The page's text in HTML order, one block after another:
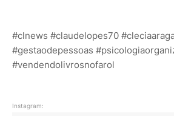
#clnews #claudelopes70
#gestaodepessoas
#vendendolivrosnofarol
Instagram: